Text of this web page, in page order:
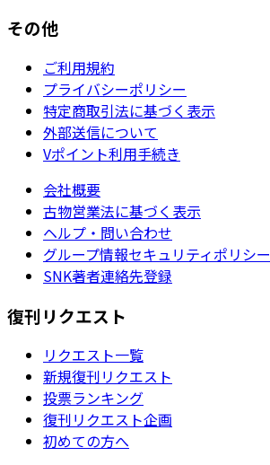
その他
ご利用規約
プライバシーポリシー
特定商取引法に基づく表示
外部送信について
Vポイント利用手続き
会社概要
古物営業法に基づく表示
ヘルプ・問い合わせ
グループ情報セキュリティポリシー
SNK著者連絡先登録
復刊リクエスト
リクエスト一覧
新規復刊リクエスト
投票ランキング
復刊リクエスト企画
初めての方へ